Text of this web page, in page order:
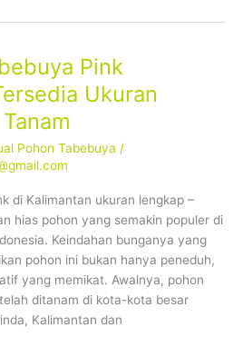
Pink
Ukuran
Pohon Tabebuya /
di Kalimantan ukuran lengkap –
hias pohon yang semakin populer di
Keindahan bunganya yang
pohon ini bukan hanya peneduh,
yang memikat. Awalnya, pohon
ditanam di kota-kota besar
Kalimantan dan